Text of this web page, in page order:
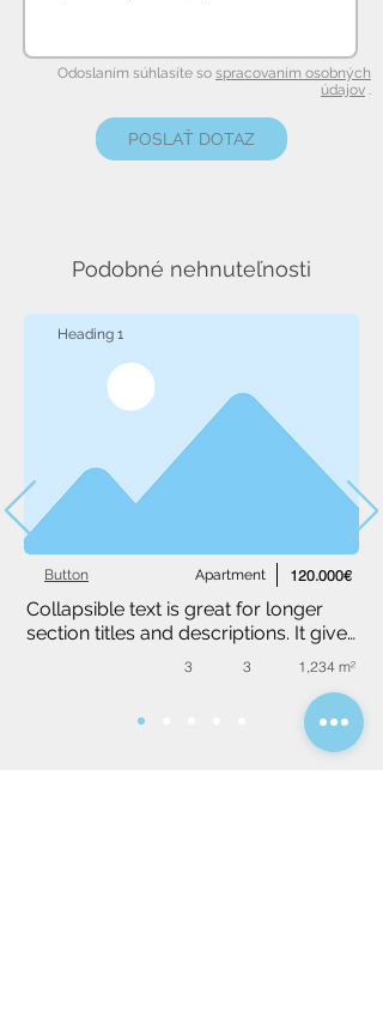
Odoslaním súhlasíte so spracovaním osobných
údajov .
POSLAŤ DOTAZ
Podobné nehnuteľnosti
Heading 1
Apartment
Button 120.000€
Collapsible text is great for longer
section titles and descriptions. It gives
people access to all the info they
need, while keeping your layout
clean. Link your text to anything, or
set your text box to expand on click.
3 3 1,234 m²